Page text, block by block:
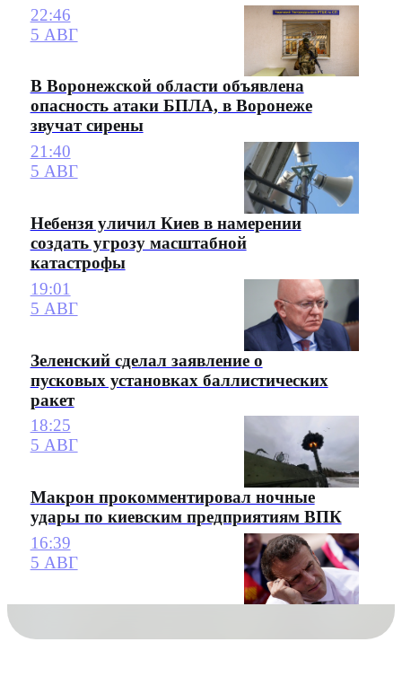
22:46
5 АВГ
В Воронежской области объявлена
опасность атаки БПЛА, в Воронеже
звучат сирены
21:40
5 АВГ
Небензя уличил Киев в намерении
создать угрозу масштабной
катастрофы
19:01
5 АВГ
Зеленский сделал заявление о
пусковых установках баллистических
ракет
18:25
5 АВГ
Макрон прокомментировал ночные
удары по киевским предприятиям ВПК
16:39
5 АВГ